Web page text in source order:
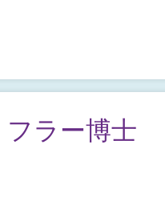
ラー博士